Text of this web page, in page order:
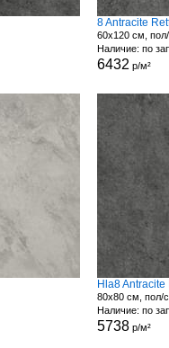
8 Antracite
60x120 см,
Наличие: по
6432 р/м²
Hla8 Antracite
80x80 см, пол/
Наличие: по
5738 р/м²